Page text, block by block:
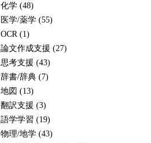
化学 (48)
医学/薬学 (55)
OCR (1)
論文作成支援 (27)
思考支援 (43)
辞書/辞典 (7)
地図 (13)
翻訳支援 (3)
語学学習 (19)
物理/地学 (43)